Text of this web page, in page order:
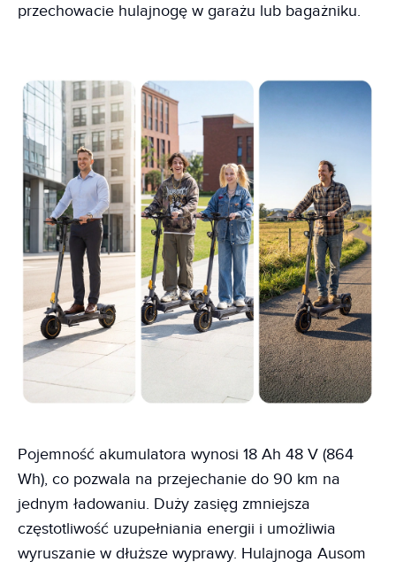
przechowacie hulajnogę w garażu lub bagażniku.
Pojemność akumulatora wynosi 18 Ah 48 V (864
Wh), co pozwala na przejechanie do 90 km na
jednym ładowaniu. Duży zasięg zmniejsza
częstotliwość uzupełniania energii i umożliwia
wyruszanie w dłuższe wyprawy. Hulajnoga Ausom